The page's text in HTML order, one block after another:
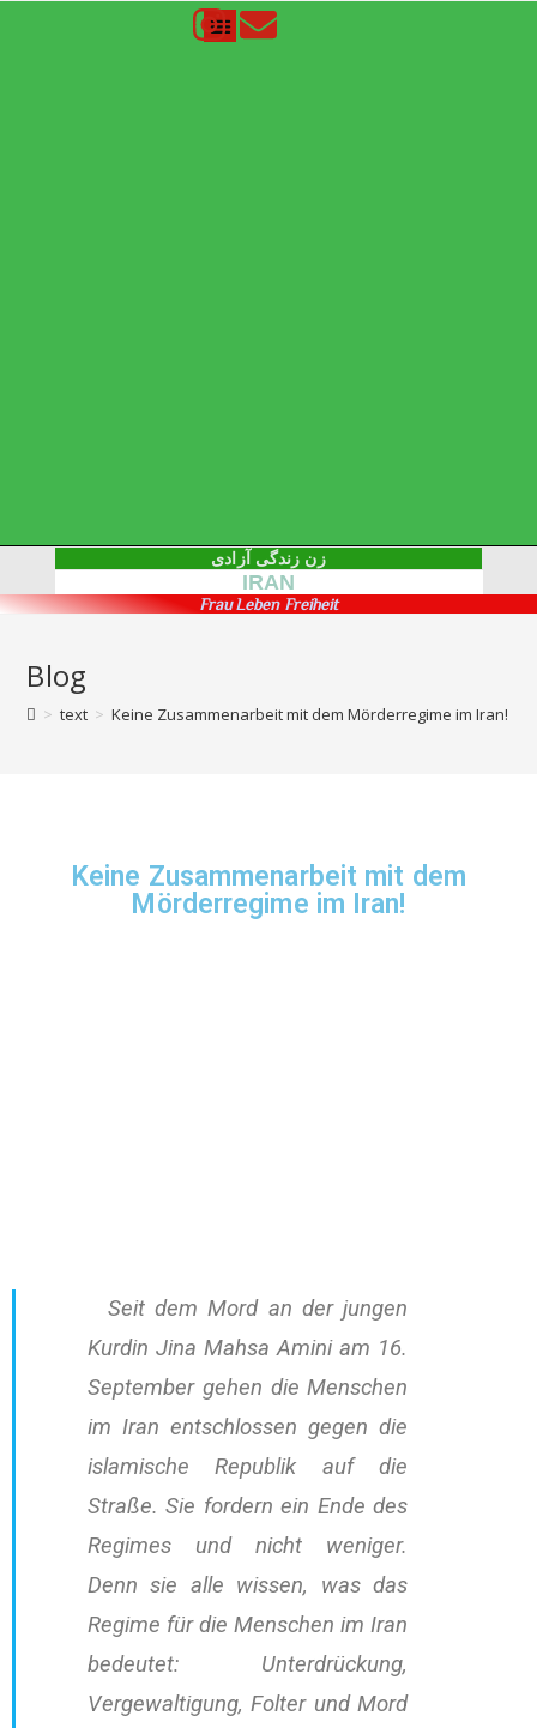
زن زندگی آزادی
IRAN
Frau Leben Freiheit
Blog
> text > Keine Zusammenarbeit mit dem Mörderregime im Iran!
Keine Zusammenarbeit mit dem
Mörderregime im Iran!
Seit dem Mord an der jungen
Kurdin Jina Mahsa Amini am 16.
September gehen die Menschen
im Iran entschlossen gegen die
islamische Republik auf die
Straße. Sie fordern ein Ende des
Regimes und nicht weniger.
Denn sie alle wissen, was das
Regime für die Menschen im Iran
bedeutet: Unterdrückung,
Vergewaltigung, Folter und Mord